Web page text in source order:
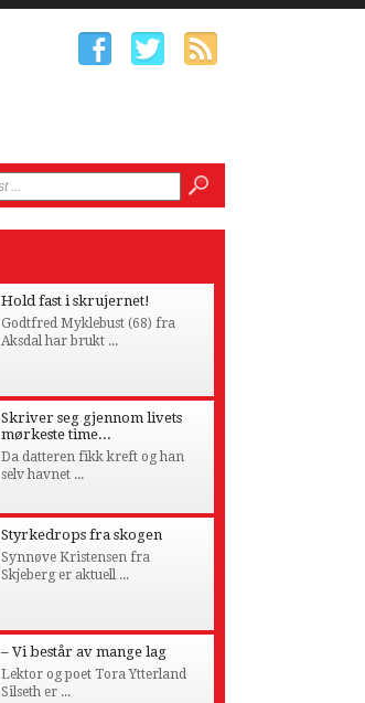
Hold fast i skrujernet!
Godtfred Myklebust (68) fra
Aksdal har brukt ...
Skriver seg gjennom livets
mørkeste time...
Da datteren fikk kreft og han
selv havnet ...
Styrkedrops fra skogen
Synnøve Kristensen fra
Skjeberg er aktuell ...
– Vi består av mange lag
Lektor og poet Tora Ytterland
Silseth er ...